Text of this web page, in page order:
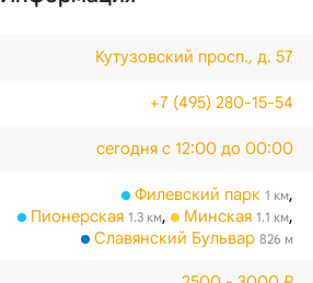
Кутузовский просп., д. 57
+7 (495) 280-15-54
сегодня с 12:00 до 00:00
Филевский парк 1 км,
Пионерская 1.3 км, Минская 1.1 км,
Славянский Бульвар 826 м